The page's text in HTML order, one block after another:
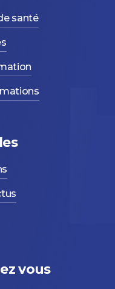
santé
vous